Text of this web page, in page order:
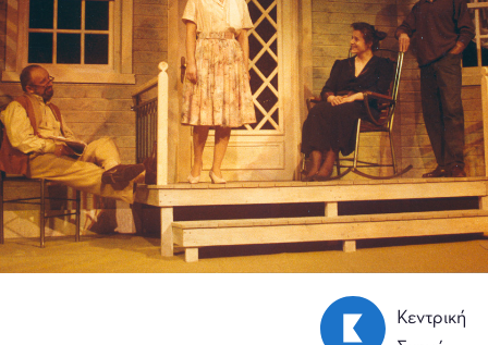
Κεντρική